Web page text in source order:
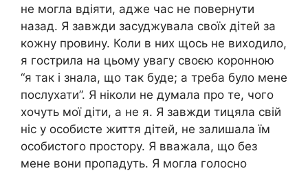
не могла вдіяти, адже час не повернути
назад. Я завжди засуджувала своїх дітей за
кожну провину. Коли в них щось не виходило,
я гострила на цьому увагу своєю коронною
“я так і знала, що так буде; а треба було мене
послухати”. Я ніколи не думала про те, чого
хочуть мої діти, а не я. Я завжди тицяла свій
ніс у особисте життя дітей, не залишала їм
особистого простору. Я вважала, що без
мене вони пропадуть. Я могла голосно